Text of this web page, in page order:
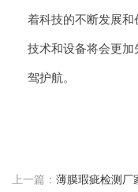
着科技的不断发展
技术和设备将会更
驾护航。
上一篇： 薄膜瑕疵检测厂